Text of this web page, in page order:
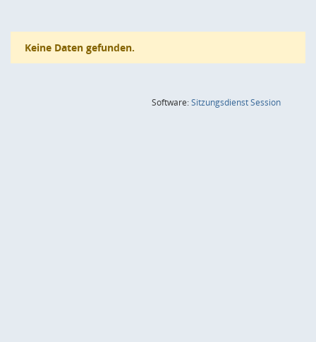
Keine Daten gefunden.
Software:SitzungsdienstSession(Wird in